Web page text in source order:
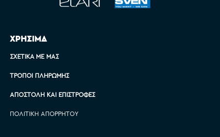
ΧΡΗΣΙΜΑ
ΣΧΕΤΙΚΆ ΜΕ ΜΑΣ
ΤΡΌΠΟΙ ΠΛΗΡΩΜΉΣ
ΑΠΟΣΤΟΛΉ ΚΑΙ ΕΠΙΣΤΡΟΦΈΣ
ΠΟΛΙΤΙΚΉ ΑΠΟΡΡΉΤΟΥ